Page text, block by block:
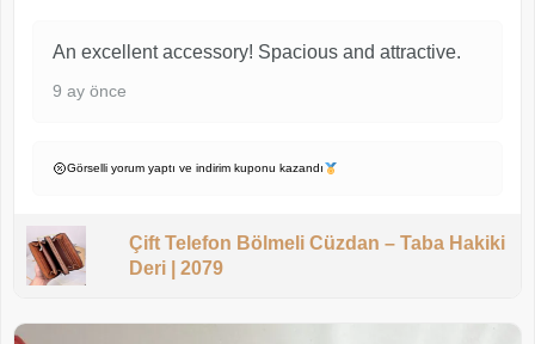
An excellent accessory! Spacious and attractive.
9 ay önce
Görselli yorum yaptı ve indirim kuponu kazandı
Çift Telefon Bölmeli Cüzdan – Taba Hakiki
Deri | 2079